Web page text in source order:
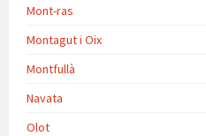
Mont-ras
Montagut i Oix
Montfullà
Navata
Olot